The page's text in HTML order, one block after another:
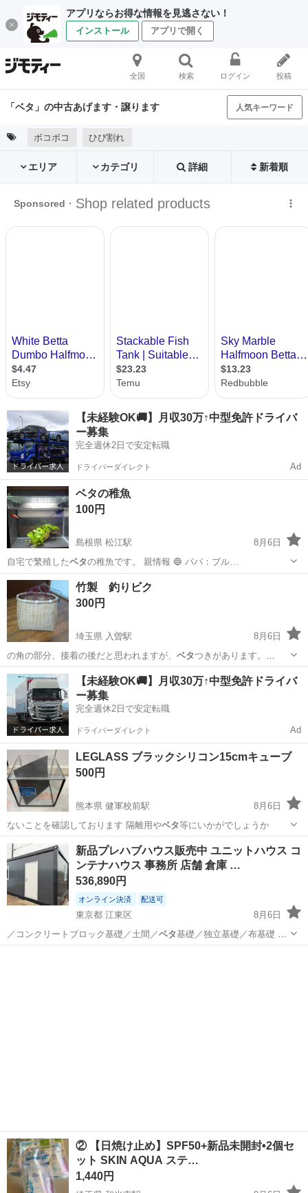
アプリならお得な情報を見逃さない！
インストール アプリで開く
全国 検索 ログイン 投稿
「ベタ」の中古あげます・譲ります 人気キーワード
ボコボコ ひび割れ
エリア カテゴリ 詳細 新着順
【未経験OK🚚】月収30万↑中型免許ドライバ
ー募集
完全週休2日で安定転職
ドライバーダイレクト Ad
ベタの稚魚
100円
島根県 松江駅
8月6日
自宅で繁殖したベタ の稚魚です。 親情報 🔵 パパ：ブル…
島根 松江市 松江駅 その他
竹製 釣りビク
300円
埼玉県 入曽駅
8月6日
の角の部分、接着の後だと思われますが、 ベタつきがあります。
横:25cm 幅:…
埼玉 狭山市 入曽駅 その他
【未経験OK🚚】月収30万↑中型免許ドライバ
ー募集
完全週休2日で安定転職
ドライバーダイレクト Ad
LEGLASS ブラックシリコン15cmキューブ
500円
熊本県 健軍校前駅
8月6日
ないことを確認しております 隔離用やベタ等にいかがでしょうか
熊本 熊本市 健軍校前駅 その他
新品プレハブハウス販売中 ユニットハウス コ
ンテナハウス 事務所 店舗 倉庫 …
536,890円
オンライン決済 配送可
東京都 江東区
8月6日
／コンクリートブロック基礎／土間／ベタ基礎／独立基礎／布基礎 等
対応可 ・…
② 【日焼け止め】SPF50+新品未開封•2個セ
ット SKIN AQUA ステ…
1,440円